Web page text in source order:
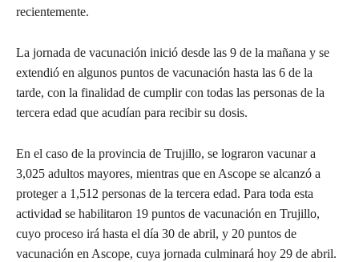
recientemente.
La jornada de vacunación inició desde las 9 de la mañana y se
extendió en algunos puntos de vacunación hasta las 6 de la
tarde, con la finalidad de cumplir con todas las personas de la
tercera edad que acudían para recibir su dosis.
En el caso de la provincia de Trujillo, se lograron vacunar a
3,025 adultos mayores, mientras que en Ascope se alcanzó a
proteger a 1,512 personas de la tercera edad. Para toda esta
actividad se habilitaron 19 puntos de vacunación en Trujillo,
cuyo proceso irá hasta el día 30 de abril, y 20 puntos de
vacunación en Ascope, cuya jornada culminará hoy 29 de abril.